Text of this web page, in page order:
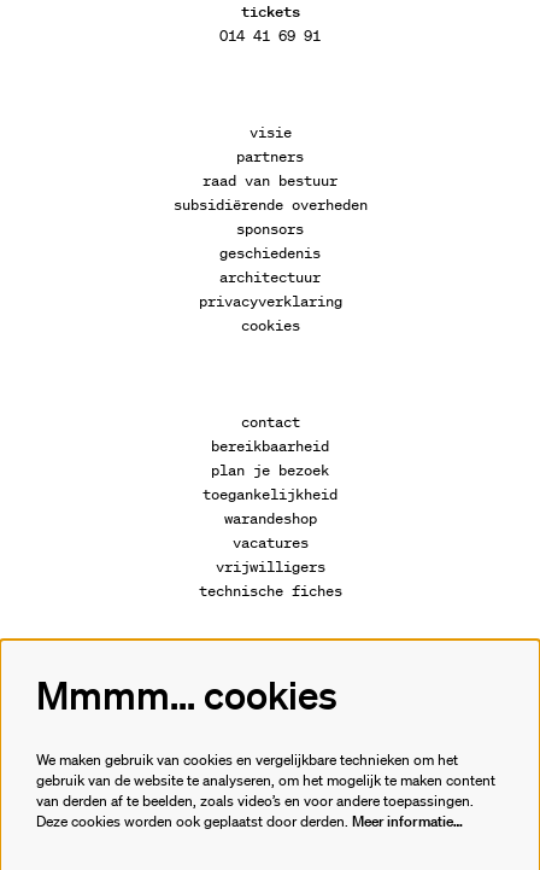
tickets
014 41 69 91
visie
partners
raad van bestuur
subsidiërende overheden
sponsors
geschiedenis
architectuur
privacyverklaring
cookies
contact
bereikbaarheid
plan je bezoek
toegankelijkheid
warandeshop
vacatures
vrijwilligers
technische fiches
Volg ons
Meld je aan voor de nieuwsbrief.
Mmmm... cookies
We maken gebruik van cookies en vergelijkbare technieken om het
gebruik van de website te analyseren, om het mogelijk te maken content
van derden af te beelden, zoals video’s en voor andere toepassingen.
Deze cookies worden ook geplaatst door derden. Meer informatie…